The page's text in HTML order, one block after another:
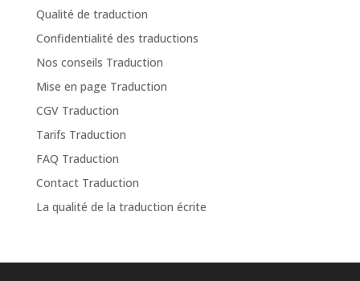
Qualité de traduction
Confidentialité des traductions
Nos conseils Traduction
Mise en page Traduction
CGV Traduction
Tarifs Traduction
FAQ Traduction
Contact Traduction
La qualité de la traduction écrite